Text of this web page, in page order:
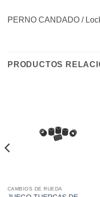
PERNO CANDADO /
PRODUCTOS
CAMBIOS DE RUEDA